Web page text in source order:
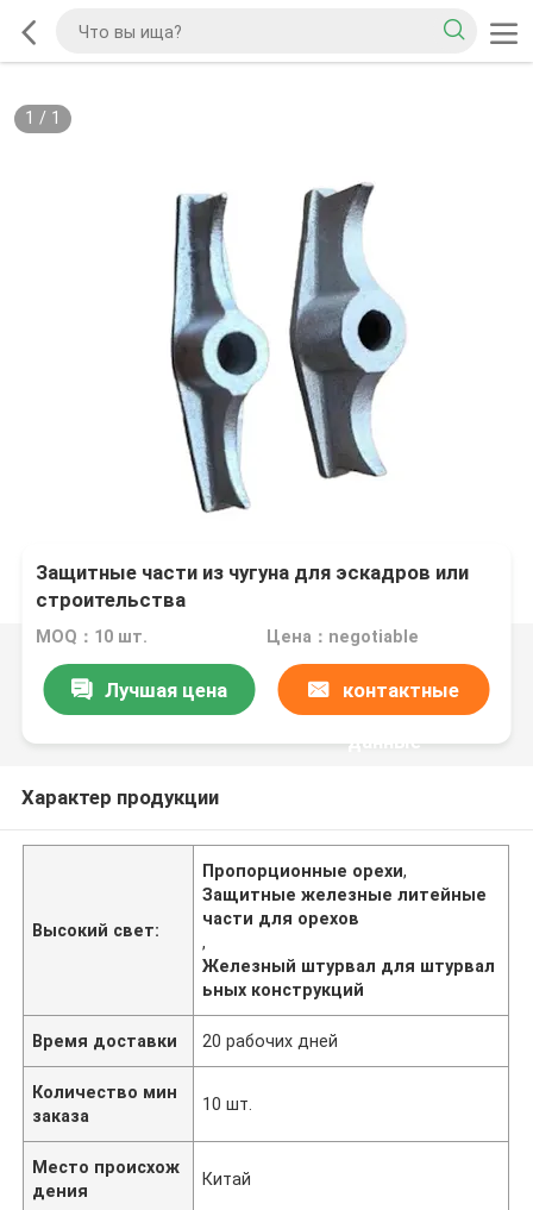
1 / 1
Защитные части из чугуна для эскадров или
строительства
MOQ：10 шт. Цена：negotiable
Лучшая цена контактные
данные
Характер продукции
Высокий свет:
Пропорционные орехи,
Защитные железные литейные
части для орехов
,
Железный штурвал для штурвал
ьных конструкций
Время доставки 20 рабочих дней
Количество мин
заказа
10 шт.
Место происхож
дения
Китай